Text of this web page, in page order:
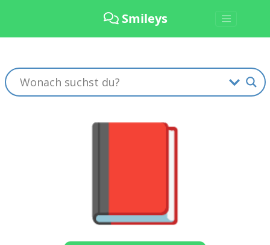
Smileys
📕